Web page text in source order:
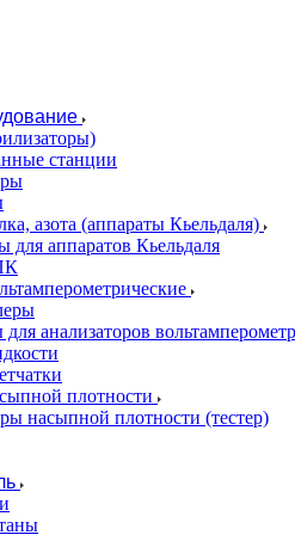
станции
азота (аппараты Кьельдаля)
для аппаратов Кьельдаля
анализаторов
плотности
насыпной плотности (тестер)